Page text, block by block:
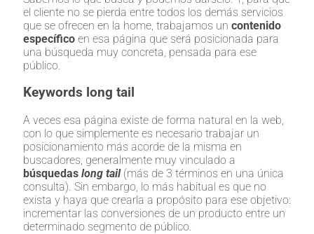
el cliente no se pierda entre todos los demás servicios
que se ofrecen en la home, trabajamos un contenido
específico en esa página que será posicionada para
una búsqueda muy concreta, pensada para ese
público.
Keywords long tail
A veces esa página existe de forma natural en la web,
con lo que simplemente es necesario trabajar un
posicionamiento más acorde de la misma en
buscadores, generalmente muy vinculado a
búsquedas long tail (más de 3 términos en una única
consulta). Sin embargo, lo más habitual es que no
exista y haya que crearla a propósito para ese objetivo:
incrementar las conversiones de un producto entre un
determinado segmento de público.